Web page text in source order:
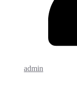
admin